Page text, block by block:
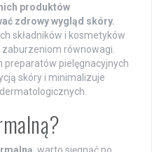
produktów
zdrowy wygląd skóry.
składników i kosmetyków
równowagi.
preparatów pielęgnacyjnych
skóry i minimalizuje